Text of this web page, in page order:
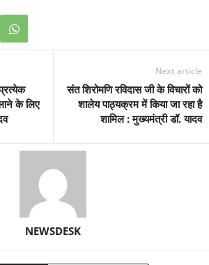
के लिए
Next article
संत शिरोमणि रविदास जी के विचारों को
शालेय पाठ्यक्रम में किया जा रहा है
शामिल : मुख्यमंत्री डॉ. यादव
NEWSDESK